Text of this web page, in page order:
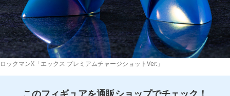
ロックマンX「エックス プレミアムチャージショットVer.」
このフィギュアを通販ショップでチェック！